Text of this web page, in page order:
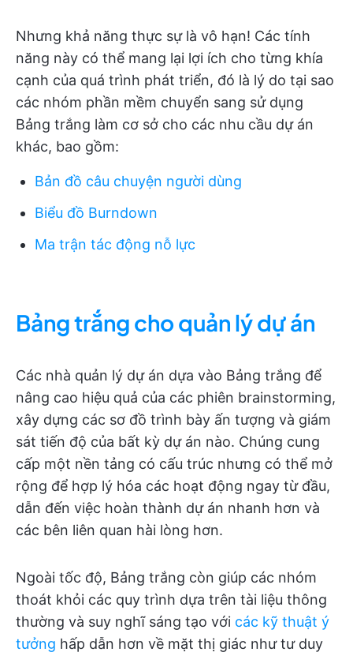
Nhưng khả năng thực sự là vô hạn! Các tính
năng này có thể mang lại lợi ích cho từng khía
cạnh của quá trình phát triển, đó là lý do tại sao
các nhóm phần mềm chuyển sang sử dụng
Bảng trắng làm cơ sở cho các nhu cầu dự án
khác, bao gồm:
Bản đồ câu chuyện người dùng
Biểu đồ Burndown
Ma trận tác động nỗ lực
Bảng trắng cho quản lý dự án
Các nhà quản lý dự án dựa vào Bảng trắng để
nâng cao hiệu quả của các phiên brainstorming,
xây dựng các sơ đồ trình bày ấn tượng và giám
sát tiến độ của bất kỳ dự án nào. Chúng cung
cấp một nền tảng có cấu trúc nhưng có thể mở
rộng để hợp lý hóa các hoạt động ngay từ đầu,
dẫn đến việc hoàn thành dự án nhanh hơn và
các bên liên quan hài lòng hơn.
Ngoài tốc độ, Bảng trắng còn giúp các nhóm
thoát khỏi các quy trình dựa trên tài liệu thông
thường và suy nghĩ sáng tạo với các kỹ thuật ý
tưởng hấp dẫn hơn về mặt thị giác như tư duy